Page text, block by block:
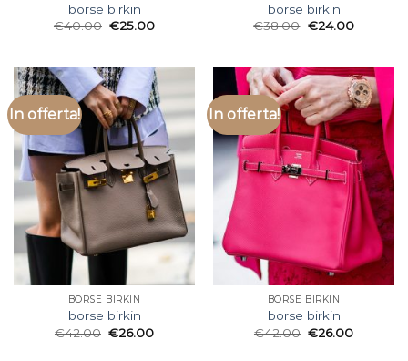
borse birkin
€40.00 €25.00
borse birkin
€38.00 €24.00
In offerta!
BORSE BIRKIN
borse birkin
€42.00 €26.00
In offerta!
BORSE BIRKIN
borse birkin
€42.00 €26.00